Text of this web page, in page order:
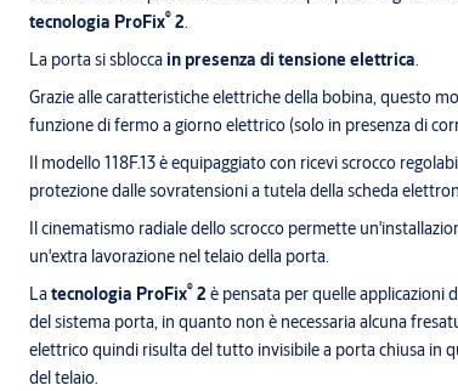
tecnologia ProFix® 2.
La porta si sblocca in presenza di tensione elettrica.
Grazie alle caratteristiche elettriche della bobina, questo
funzione di fermo a giorno elettrico (solo in presenza di
Il modello 118F.13 è equipaggiato con ricevi scrocco
protezione dalle sovratensioni a tutela della scheda
Il cinematismo radiale dello scrocco permette
un'extra lavorazione nel telaio della porta.
Latecnologia ProFix® 2 è pensata per quelle applicazioni
del sistema porta, in quanto non è necessaria alcuna
elettrico quindi risulta del tutto invisibile a porta chiusa in
del telaio.